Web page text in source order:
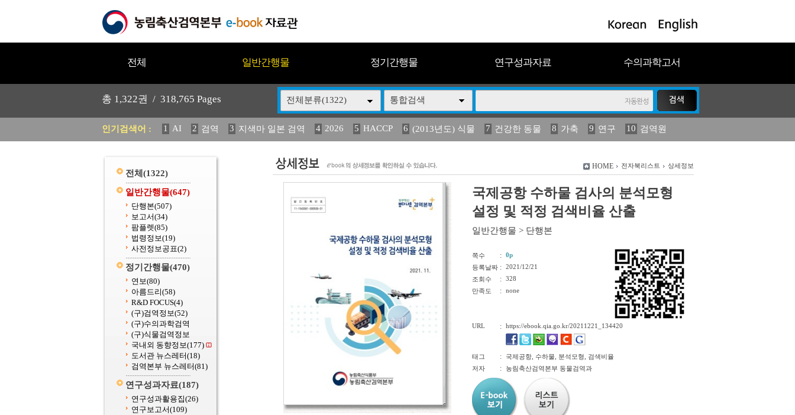
전체 일반간행물 정기간행물 연구성과자료 수의과학고서
총 1,322권 / 318,765 Pages 전체분류(1322) 통합검색
인기검색어 : 1 AI 2 검역 3 지색마 일본 검역 4 2026 5 HACCP 6 (2013년도) 식물 7 건강한 동물 8 가축 9 연구 10 검역원
11 2025 12 중독성 식물 도감 13 媛 異 14 (2013년도) 식 15 구제역 16 관리 17 연보 18 농림수산 19 2023
전체 (1322)
일반간행물(647)
단행본(507)
보고서(34)
팜플렛(85)
법령정보(19)
사전정보공표(2)
정기간행물(470)
연보(80)
아름드리(58)
R&D FOCUS(4)
(구)검역정보(52)
(구)수의과학검역
(구)식물검역정보
국내외 동향정보(177)
도서관 뉴스레터(18)
검역본부 뉴스레터(81)
연구성과자료(187)
연구성과활용집(26)
연구보고서(109)
HOME 전자북리스트 상세정보
국제공항 수하물 검사의 분석모형
설정 및 적정 검색비율 산출
일반간행물 > 단행본
쪽수 :
0p
등록날짜 :
2021/12/21
조회수
:
328
만족도
: none
URL : https://ebook.qia.go.kr/20211221_134420
태그 :
국제공항, 수하물, 분석모형, 검색비율
저자
: 농림축산검역본부 동물검역과